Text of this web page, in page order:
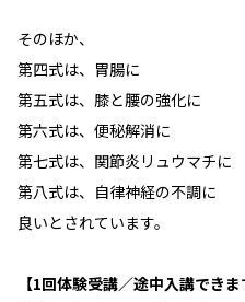
そのほか、
第四式は、胃腸に
第五式は、膝と腰の強化に
第六式は、便秘解消に
第七式は、関節炎リュウマチに
第八式は、自律神経の不調に
良いとされています。
【1回体験受講／途中入講でき